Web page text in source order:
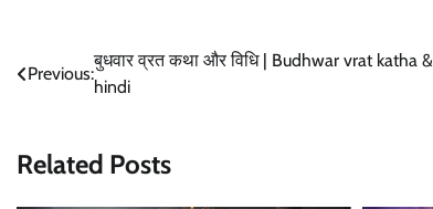
Post
Previous:
बुधवार व्रत कथा और विधि | Budhwar vrat katha
hindi
Related Posts